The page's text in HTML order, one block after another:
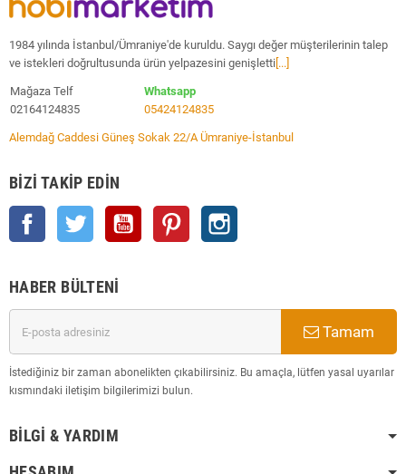
1984 yılında İstanbul/Ümraniye'de kuruldu. Saygı değer müşterilerinin talep
ve istekleri doğrultusunda ürün yelpazesini genişletti [...]
Mağaza Telf
02164124835
Whatsapp
05424124835
Alemdağ Caddesi Güneş Sokak 22/A Ümraniye-İstanbul
BIZI TAKIP EDIN
Facebook Twitter YouTube Pinterest
HABER BÜLTENI
Tamam
İstediğiniz bir zaman abonelikten çıkabilirsiniz. Bu amaçla, lütfen yasal uyarılar
kısmındaki iletişim bilgilerimizi bulun.
BILGI & YARDIM